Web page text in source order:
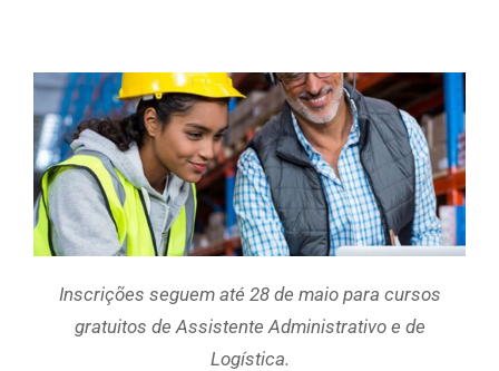
Inscrições seguem até 28 de maio para cursos
gratuitos de Assistente Administrativo e de
Logística.